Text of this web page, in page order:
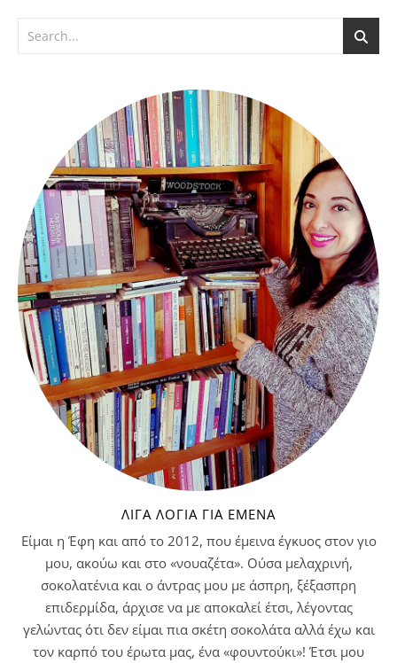
ΛΊΓΑ ΛΌΓΙΑ ΓΙΑ ΕΜΈΝΑ
Είμαι η Έφη και από το 2012, που έμεινα έγκυος στον γιο
μου, ακούω και στο «νουαζέτα». Ούσα μελαχρινή,
σοκολατένια και ο άντρας μου με άσπρη, ξέξασπρη
επιδερμίδα, άρχισε να με αποκαλεί έτσι, λέγοντας
γελώντας ότι δεν είμαι πια σκέτη σοκολάτα αλλά έχω και
τον καρπό του έρωτα μας, ένα «φουντούκι»! Έτσι μου